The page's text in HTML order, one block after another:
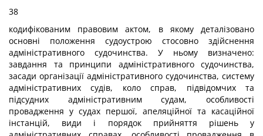
38
кодифікованим правовим актом, в якому деталізовано
основні положення судоустрою стосовно здійснення
адміністративного судочинства. У ньому визначено:
завдання та принципи адміністративного судочинства,
засади організації адміністративного судочинства, систему
адміністративних судів, коло справ, підвідомчих та
підсудних адміністративним судам, особливості
провадження у судах першої, апеляційної та касаційної
інстанцій, види і порядок прийняття рішень у